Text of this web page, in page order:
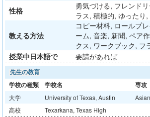
性格
勇気づける, フレンド
ラス, 積極的, ゆったり
教える方法
コピー材料, ロールプ
ーム, 音楽, 新聞, ペア
クス, ワークブック, フ
授業中日本語で
要請があれば
先生の教育
学校の種類 学校名 専攻
大学 University of Texas, Austin
高校
Texarkana, Texas High